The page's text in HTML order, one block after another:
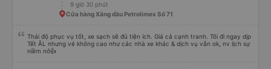
9 giờ 30 phút
Cửa hàng Xăng dầu Petrolimex Số 71
Thái độ phục vụ tốt, xe sạch sẽ đủ tiện ích. Giá cả cạnh tranh. Tôi đi ngay dịp
Tết ÂL nhưng vé không cao như các nhà xe khác & dịch vụ vẫn ok, nv lịch sự
niềm nở👍